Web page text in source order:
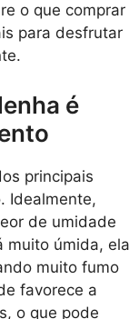
o que comprar
para desfrutar
é
principais
Idealmente,
de umidade
muito úmida, ela
muito fumo
favorece a
o que pode